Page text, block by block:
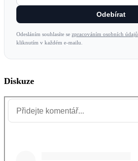
Odebírat
Odesláním souhlasíte se zpracováním osobních údajů
kliknutím v každém e-mailu.
Diskuze